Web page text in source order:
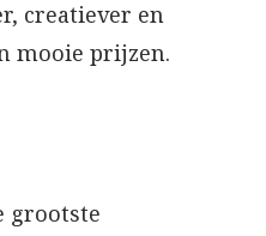
creatiever en
mooie prijzen.
grootste